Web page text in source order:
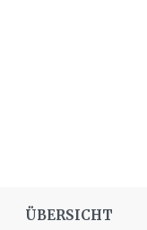
ÜBERSICHT